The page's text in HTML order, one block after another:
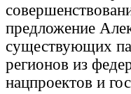
предложение
существующих
регионов из
нацпроектов и